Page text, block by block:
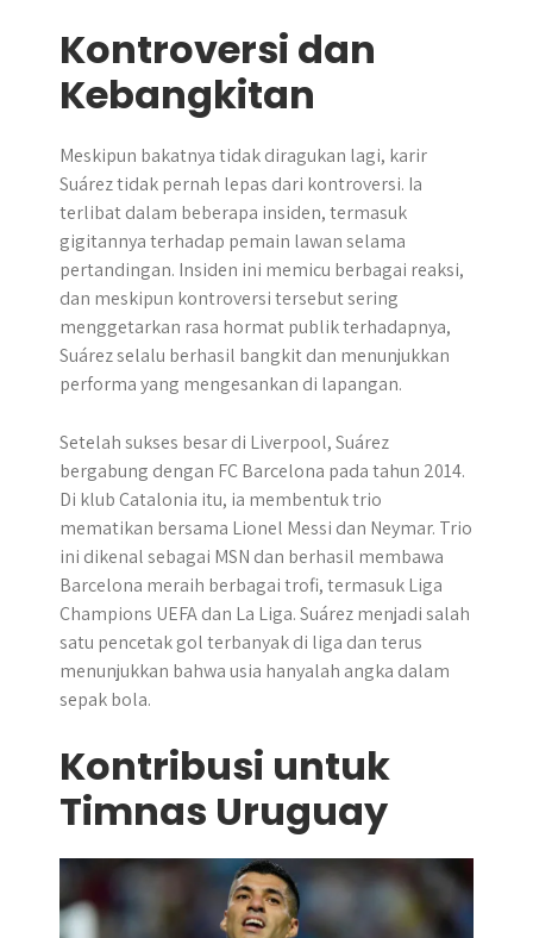
Kontroversi dan
Kebangkitan
Meskipun bakatnya tidak diragukan lagi, karir
Suárez tidak pernah lepas dari kontroversi. Ia
terlibat dalam beberapa insiden, termasuk
gigitannya terhadap pemain lawan selama
pertandingan. Insiden ini memicu berbagai reaksi,
dan meskipun kontroversi tersebut sering
menggetarkan rasa hormat publik terhadapnya,
Suárez selalu berhasil bangkit dan menunjukkan
performa yang mengesankan di lapangan.
Setelah sukses besar di Liverpool, Suárez
bergabung dengan FC Barcelona pada tahun 2014.
Di klub Catalonia itu, ia membentuk trio
mematikan bersama Lionel Messi dan Neymar. Trio
ini dikenal sebagai MSN dan berhasil membawa
Barcelona meraih berbagai trofi, termasuk Liga
Champions UEFA dan La Liga. Suárez menjadi salah
satu pencetak gol terbanyak di liga dan terus
menunjukkan bahwa usia hanyalah angka dalam
sepak bola.
Kontribusi untuk
Timnas Uruguay